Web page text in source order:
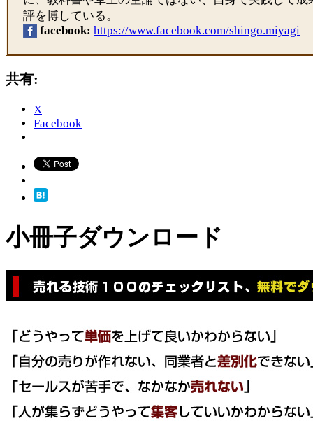
評を博している。
facebook: https://www.facebook.com/shingo.miyagi
共有:
X
Facebook
小冊子ダウンロード